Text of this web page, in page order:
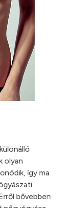
olyan
így ma
bővebben